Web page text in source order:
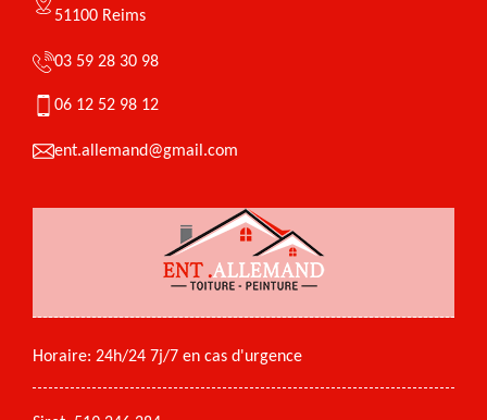
51100 Reims
03 59 28 30 98
06 12 52 98 12
ent.allemand@gmail.com
Horaire: 24h/24 7j/7 en cas d'urgence